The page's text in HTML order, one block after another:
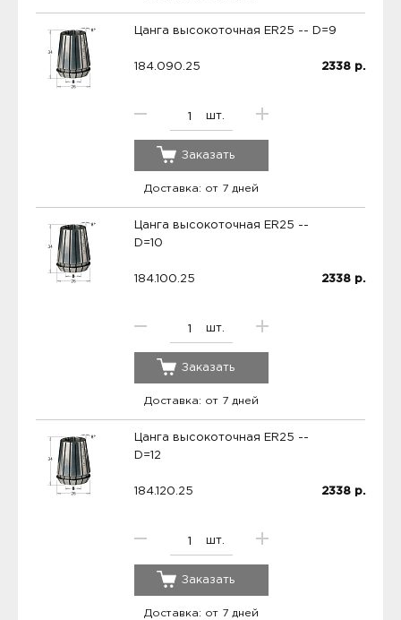
Цанга высокоточная ER25 -- D=9
184.090.25
шт.
2338 р.
Заказать
Доставка: от 7 дней
Цанга высокоточная ER25 --
D=10
184.100.25
шт.
2338 р.
Заказать
Доставка: от 7 дней
Цанга высокоточная ER25 --
D=12
184.120.25
шт.
2338 р.
Заказать
Доставка: от 7 дней